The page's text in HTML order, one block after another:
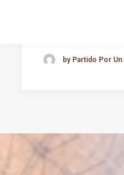
by Partido Por